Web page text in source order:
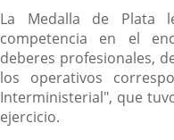
La Medalla de Plata
competencia en el
deberes profesionales,
los operativos
Interministerial", que
ejercicio.